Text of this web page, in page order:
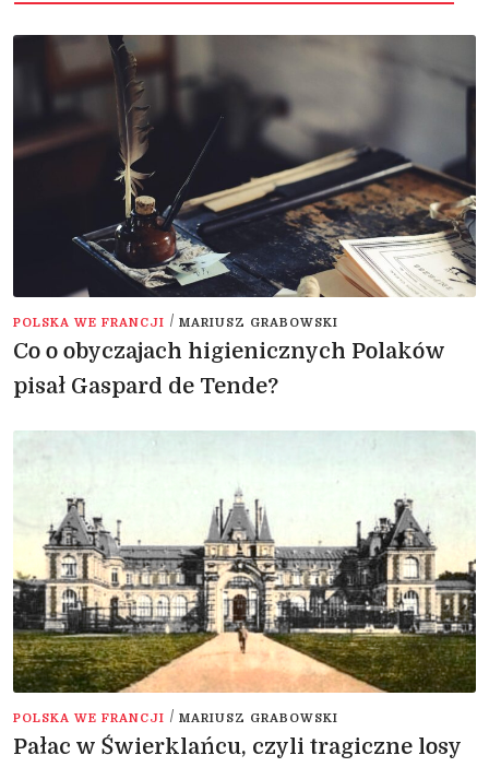
POLSKA WE FRANCJI / MARIUSZ GRABOWSKI
Co o obyczajach higienicznych Polaków
pisał Gaspard de Tende?
POLSKA WE FRANCJI / MARIUSZ GRABOWSKI
Pałac w Świerklańcu, czyli tragiczne losy